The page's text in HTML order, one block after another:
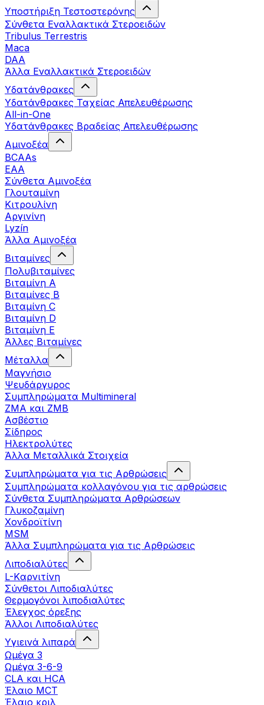
Υποστήριξη Τεστοστερόνης
Σύνθετα Εναλλακτικά Στεροειδών
Tribulus Terrestris
Maca
DAA
Άλλα Εναλλακτικά Στεροειδών
Υδατάνθρακες
Υδατάνθρακες Ταχείας Απελευθέρωσης
All-in-One
Υδατάνθρακες Βραδείας Απελευθέρωσης
Αμινοξέα
BCAAs
EAA
Σύνθετα Αμινοξέα
Γλουταμίνη
Κιτρουλίνη
Αργινίνη
Lyzín
Άλλα Αμινοξέα
Βιταμίνες
Πολυβιταμίνες
Βιταμίνη Α
Βιταμίνες Β
Βιταμίνη C
Βιταμίνη D
Βιταμίνη Ε
Άλλες Βιταμίνες
Μέταλλα
Μαγνήσιο
Ψευδάργυρος
Συμπληρώματα Multimineral
ZMA και ZMB
Ασβέστιο
Σίδηρος
Ηλεκτρολύτες
Άλλα Mεταλλικά Στοιχεία
Συμπληρώματα για τις Αρθρώσεις
Συμπληρώματα κολλαγόνου για τις αρθρώσεις
Σύνθετα Συμπληρώματα Αρθρώσεων
Γλυκοζαμίνη
Χονδροϊτίνη
MSM
Άλλα Συμπληρώματα για τις Αρθρώσεις
Λιποδιαλύτες
L-Kαρνιτίνη
Σύνθετοι Λιποδιαλύτες
Θερμογόνοι λιποδιαλύτες
Έλεγχος όρεξης
Άλλοι Λιποδιαλύτες
Υγιεινά λιπαρά
Ωμέγα 3
Ωμέγα 3-6-9
CLA και HCA
Έλαιο MCT
Έλαιο κριλ